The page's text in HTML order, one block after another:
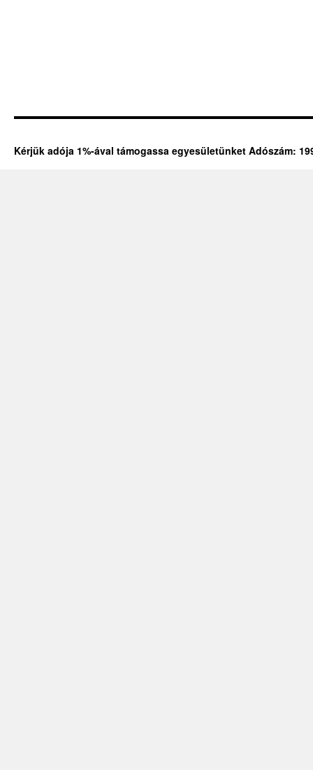
Kérjük adója 1%-ával támogassa egyesületünket Adószám: